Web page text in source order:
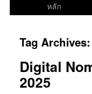
หลัก
Tag Archives:
Digital
2025